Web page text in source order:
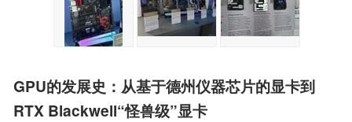
GPU的发展史：从基于德州仪器芯片的显卡到
RTX Blackwell“怪兽级”显卡